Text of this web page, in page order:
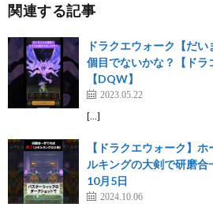
関連する記事
ドラクエウォーク【だ
個目でないかな？【ドラ
【DQW】
2023.05.22
[…]
【ドラクエウォーク】
ルキングの大剣で研磨
10月5日
2024.10.06